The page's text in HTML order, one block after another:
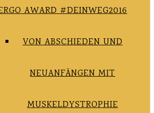
AWARD #DEINWEG2016
VON ABSCHIEDEN UND
NEUANFÄNGEN MIT
MUSKELDYSTROPHIE